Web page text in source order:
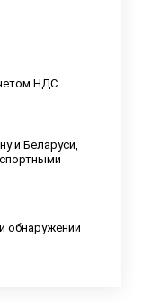
НДС
и Беларуси,
обнаружении